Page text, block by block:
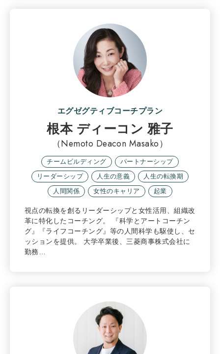
エグゼグティブコーチプラン
根本 ディーコン 雅子
（Nemoto Deacon Masako）
チームビルディング
パートナーシップ
リーダーシップ
人生の意義
人生の転換期
人間関係
女性のキャリア 起業
視点の転換を創るリーダーシップと女性活用、組織改
革に特化したコーチング。 『科学とアートコーチン
グ』『ライフコーチング』等の人間科学も駆使し、セ
ッションを提供。 大学卒業後、三菱商事株式会社に
勤務…